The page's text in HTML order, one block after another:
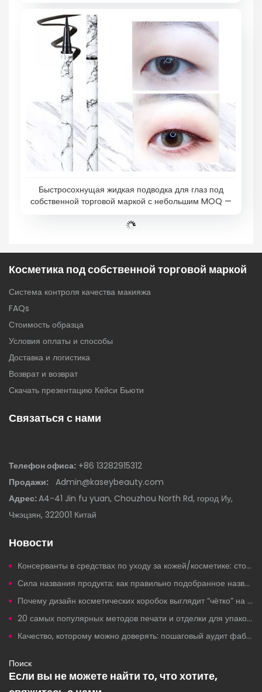
Быстросохнущая жидкая подводка для глаз под
собственной торговой маркой с небольшим MOQ —
Косметика под собственной торговой маркой
Система контроля качества макияжа
FAQs
Стоимость образца
Условия оплаты и способы
Доставка и логистика
Возврат и возврат
Скачать презентацию Кейси Бьюти
Связаться с нами
Телефон офиса: +86 13282915312
Продажи: Admin@kaseybeauty.com
Адрес:A4-41 Jin fu yuan, Chouzhou North Rd, город Иу,
Чжэцзян, 322001 Китай
Новости
Консерванты в средствах по уходу за кожей/косметике: стоит ли беспокоиться?
Сила названия продукта: как правильно подобранное название косметического товара привлекает клики, вызывает доверие и увеличивает продажи.
Почему дизайн косметических коробок выглядит “чётко” на компьютерах, но плохо печатается?
20 самых популярных методов печати и отделки для упаковки косметики под собственной торговой маркой.
Качество, которому можно доверять: пошаговый аудит фабрики по производству косметики под собственной торговой маркой.
Поиск
Если вы не можете найти то, что хотите,